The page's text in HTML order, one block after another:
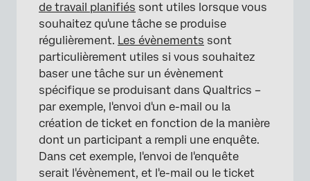
de travail planifiés sont utiles lorsque vous
souhaitez qu'une tâche se produise
régulièrement. Les évènements sont
particulièrement utiles si vous souhaitez
baser une tâche sur un évènement
spécifique se produisant dans Qualtrics –
par exemple, l'envoi d'un e-mail ou la
création de ticket en fonction de la manière
dont un participant a rempli une enquête.
Dans cet exemple, l'envoi de l'enquête
serait l'évènement, et l'e-mail ou le ticket